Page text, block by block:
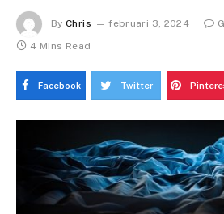
By Chris februari 3, 2024
4 Mins Read
Facebook Twitter